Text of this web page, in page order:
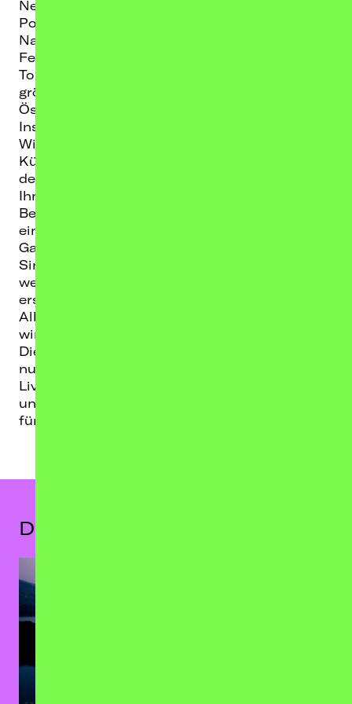
Newcomerinnen der deutschsprachigen
Poplandschaft.
Nach erfolgreichen Support-Shows,
Festivalauftritten und ihrer ersten Headliner-
Tour folgt nun der nächste Schritt: die bislang
größte LEILA Tour durch Deutschland,
Österreich und die Schweiz.
Inspiriert von Künstler:innen wie Queen, Amy
Winehouse oder Lady Gaga kreiert die
Künstlerin aus Bern ihren ganz eigenen Sound
der emotional und mitreißend zugleich ist.
Ihre Songs handeln von Überforderung,
Beziehungen, Identität und dem Versuch, in
einer lauten Welt bei sich selbst zu bleiben.
Ganz ehrlich und ohne Filter. Mit ihrer neuen
Single „Small Town Big Mouth“, die erst vor
wenigen Wochen erschienen ist, gibt Sie einen
ersten Vorgeschmack auf das kommende
Album, das pünktlich zur Tour erscheinen
wird.
Die kommende Tour 2026/27 verspricht nicht
nur neue Songs, sondern vor allem intensive
Live-Momente, die genauso laut, emotional
und ehrlich sind wie LEILA selbst. Ein muss
für alle die sich auch so fühlen.
Das könnte dir auch gefallen